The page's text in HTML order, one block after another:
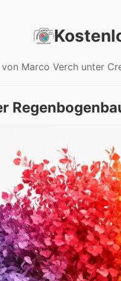
von Marco Verch unter